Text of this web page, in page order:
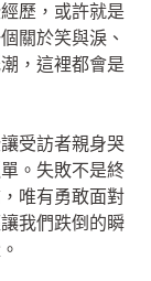
歷，或許就是
關於笑與淚、
，這裡都會是
受訪者親身哭
。失敗不是終
唯有勇敢面對
我們跌倒的瞬